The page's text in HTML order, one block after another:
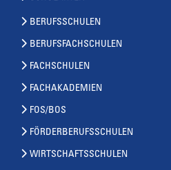
BERUFSSCHULEN
BERUFSFACHSCHULEN
FACHSCHULEN
FACHAKADEMIEN
FOS/BOS
FÖRDERBERUFSSCHULEN
WIRTSCHAFTSSCHULEN